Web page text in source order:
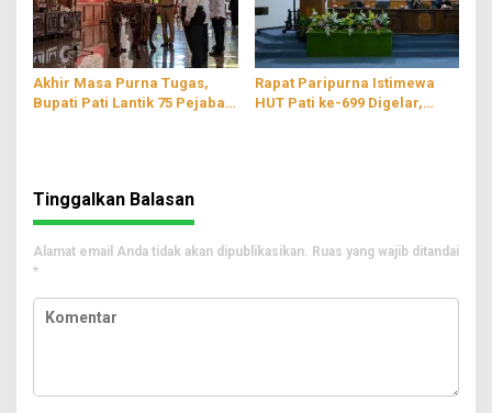
Akhir Masa Purna Tugas,
Bupati Pati Lantik 75 Pejabat
Rapat Paripurna Istimewa
HUT Pati ke-699 Digelar,
Tinggalkan Balasan
Alamat email Anda tidak akan dipublikasikan. Ruas yang wajib ditandai
*